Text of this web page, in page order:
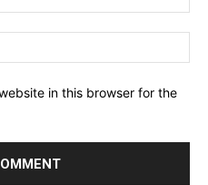
in this browser for the